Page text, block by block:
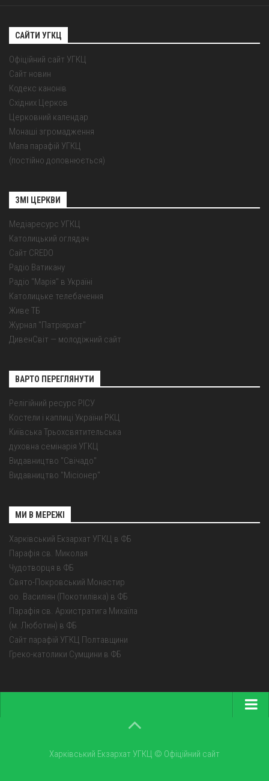
САЙТИ УГКЦ
Офіційний сайт УГКЦ
Сайт новин
Кодекс канонів
Східних Церков
Церковний календар
Монаші згромадження
Мапа парафій УГКЦ
(постійно доповнюється)
ЗМІ ЦЕРКВИ
Медіаресурс УГКЦ
Католицький оглядач
Сайт CREDO
Радіо Ватикану
Радіо "Марія" в Україні
Католицьке телебачення
Живе ТБ
Журнал "Патріярхат"
ДивенСвіт — молодіжний сайт
ВАРТО ПЕРЕГЛЯНУТИ
Релігійний ресурс РІСУ
Костели і каплиці України РКЦ
Київська Трьохсвятительська
духовна семінарія УГКЦ
Видавництво "Свічадо"
Видавництво "Місіонер"
МИ В МЕРЕЖІ
Харківський Екзархат УГКЦ в ФБ
Парафія св. Миколая
Чудотворця в ФБ
Свято-Покровський Монастир
оо. Василіян (Покотилівка) в ФБ
Парафія св. Архистратига Михаїла
(м. Люботин) в ФБ
Сайт парафій УГКЦ Полтавщини
Греко-католики Сумщини в ФБ
Про екзархатХарківський Екзархат УГКЦ © Офіційний сайт